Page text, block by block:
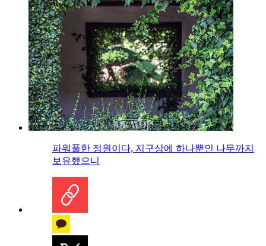
파워풀한 정원이다, 지구상에 하나뿐인 나무까지
보유했으니